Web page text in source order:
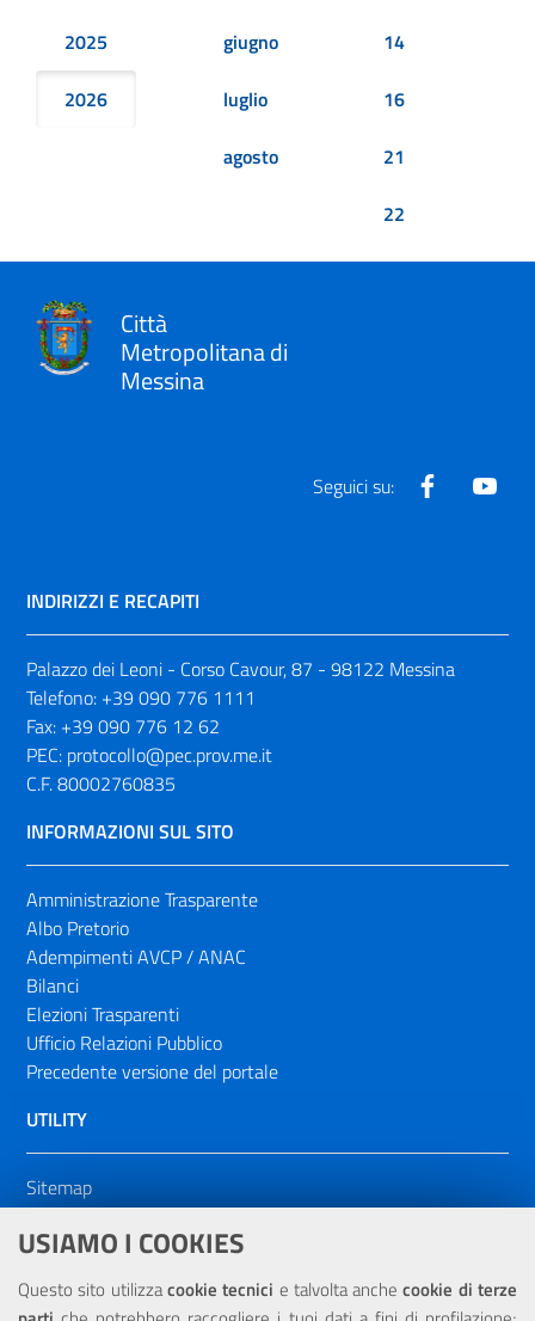
USIAMO I COOKIES
Questo sito utilizzacookie tecnici e talvolta anchecookie di terze
2025
2026
giugno
luglio
agosto
14
16
21
22
Città
Metropolitana di
Messina
Seguici su: Facebook
INDIRIZZI E RECAPITI
Palazzo dei Leoni - Corso Cavour, 87 - 98122 Messina
Telefono: +39 090 776 1111
Fax: +39 090 776 12 62
PEC: protocollo@pec.prov.me.it
C.F. 80002760835
INFORMAZIONI SUL SITO
Amministrazione Trasparente
Albo Pretorio
Adempimenti AVCP / ANAC
Bilanci
Elezioni Trasparenti
Ufficio Relazioni Pubblico
Precedente versione del portale
UTILITY
Sitemap
Dichiarazione di accessibilità
NOTE LEGALI